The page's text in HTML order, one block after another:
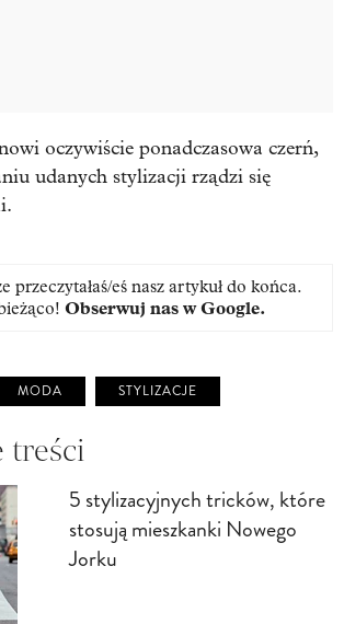
oczywiście ponadczasowa czerń,
udanych stylizacji rządzi się
przeczytałaś/eś nasz artykuł do końca.
Obserwuj nas w Google.
MODA STYLIZACJE
treści
5 stylizacyjnych tricków, które
stosują mieszkanki Nowego
Jorku